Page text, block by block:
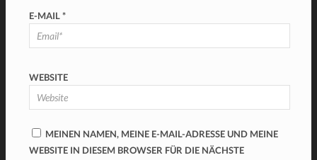
E-MAIL*
WEBSITE
MEINEN NAMEN, MEINE E-MAIL-ADRESSE UND MEINE
WEBSITE IN DIESEM BROWSER FÜR DIE NÄCHSTE